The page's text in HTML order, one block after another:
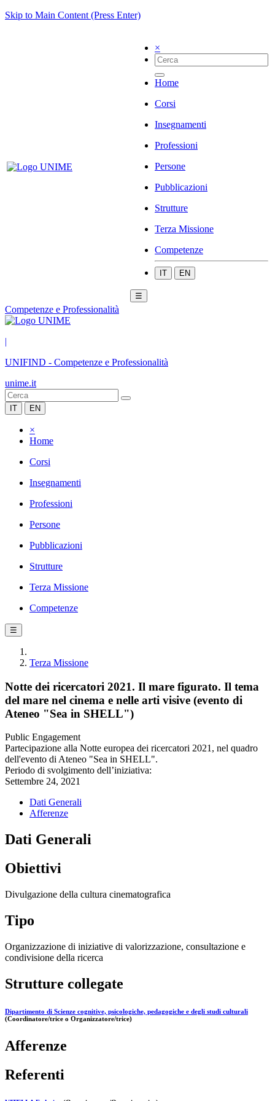
Skip to Main Content (Press Enter)
×
Home
Corsi
Insegnamenti
Professioni
Persone
Pubblicazioni
Strutture
Terza Missione
Competenze
IT EN
☰
Competenze e Professionalità
|
UNIFIND - Competenze e Professionalità
unime.it
IT EN
×
Home
Corsi
Insegnamenti
Professioni
Persone
Pubblicazioni
Strutture
Terza Missione
Competenze
☰
Terza Missione
Notte dei ricercatori 2021. Il mare figurato. Il tema
del mare nel cinema e nelle arti visive (evento di
Ateneo "Sea in SHELL")
Public Engagement
Partecipazione alla Notte europea dei ricercatori 2021, nel quadro
dell'evento di Ateneo "Sea in SHELL".
Periodo di svolgimento dell’iniziativa:
Settembre 24, 2021
Dati Generali
Afferenze
Dati Generali
Obiettivi
Divulgazione della cultura cinematografica
Tipo
Organizzazione di iniziative di valorizzazione, consultazione e
condivisione della ricerca
Strutture collegate
Dipartimento di Scienze cognitive, psicologiche, pedagogiche e degli studi culturali
(Coordinatore/trice o Organizzatore/trice)
Afferenze
Referenti